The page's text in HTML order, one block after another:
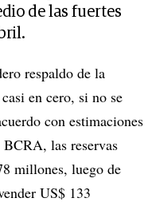
de las fuertes
respaldo de la
en cero, si no se
con estimaciones
las reservas
millones, luego de
US$ 133